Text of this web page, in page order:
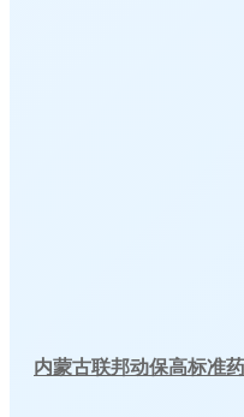
内蒙古联邦动保高标准